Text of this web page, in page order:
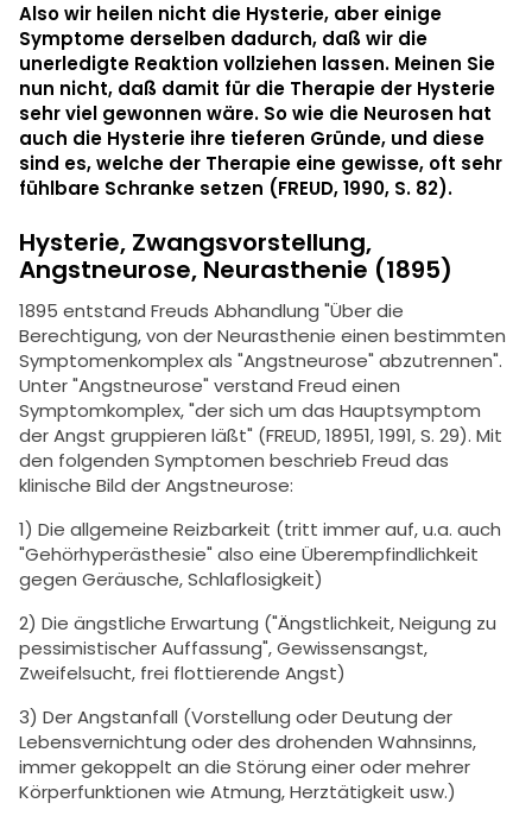
Also wir heilen nicht die Hysterie, aber einige
Symptome derselben dadurch, daß wir die
unerledigte Reaktion vollziehen lassen. Meinen Sie
nun nicht, daß damit für die Therapie der Hysterie
sehr viel gewonnen wäre. So wie die Neurosen hat
auch die Hysterie ihre tieferen Gründe, und diese
sind es, welche der Therapie eine gewisse, oft sehr
fühlbare Schranke setzen (FREUD, 1990, S. 82).
Hysterie, Zwangsvorstellung,
Angstneurose, Neurasthenie (1895)
1895 entstand Freuds Abhandlung "Über die
Berechtigung, von der Neurasthenie einen bestimmten
Symptomenkomplex als "Angstneurose" abzutrennen".
Unter "Angstneurose" verstand Freud einen
Symptomkomplex, "der sich um das Hauptsymptom
der Angst gruppieren läßt" (FREUD, 18951, 1991, S. 29). Mit
den folgenden Symptomen beschrieb Freud das
klinische Bild der Angstneurose:
1) Die allgemeine Reizbarkeit (tritt immer auf, u.a. auch
"Gehörhyperästhesie" also eine Überempfindlichkeit
gegen Geräusche, Schlaflosigkeit)
2) Die ängstliche Erwartung ("Ängstlichkeit, Neigung zu
pessimistischer Auffassung", Gewissensangst,
Zweifelsucht, frei flottierende Angst)
3) Der Angstanfall (Vorstellung oder Deutung der
Lebensvernichtung oder des drohenden Wahnsinns,
immer gekoppelt an die Störung einer oder mehrer
Körperfunktionen wie Atmung, Herztätigkeit usw.)